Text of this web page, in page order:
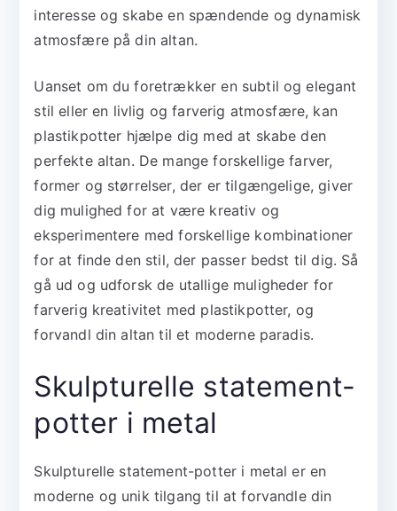
interesse og skabe en spændende og dynamisk
atmosfære på din altan.
Uanset om du foretrækker en subtil og elegant
stil eller en livlig og farverig atmosfære, kan
plastikpotter hjælpe dig med at skabe den
perfekte altan. De mange forskellige farver,
former og størrelser, der er tilgængelige, giver
dig mulighed for at være kreativ og
eksperimentere med forskellige kombinationer
for at finde den stil, der passer bedst til dig. Så
gå ud og udforsk de utallige muligheder for
farverig kreativitet med plastikpotter, og
forvandl din altan til et moderne paradis.
Skulpturelle statement-
potter i metal
Skulpturelle statement-potter i metal er en
moderne og unik tilgang til at forvandle din